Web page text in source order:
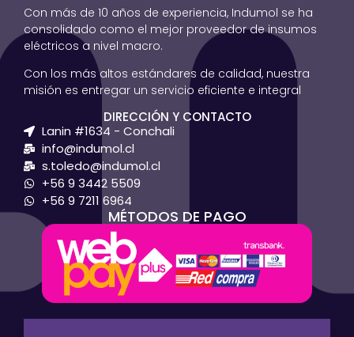
Con más de 10 años de experiencia, Indumol se ha
consolidado como el mejor proveedor de insumos
eléctricos a nivel macro.
Con los más altos estándares de calidad, nuestra
misión es entregar un servicio eficiente e integral
DIRECCIÓN Y CONTACTO
Lanin #1634 - Conchali
info@indumol.cl
s.toledo@indumol.cl
+56 9 3442 5509
+56 9 7211 6964
MÉTODOS DE PAGO